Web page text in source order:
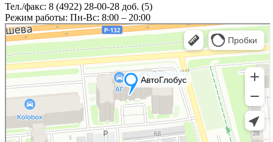
Тел./факс: 8 (4922) 28-00-28 доб. (5)
Режим работы: Пн-Вс: 8:00 – 20:00